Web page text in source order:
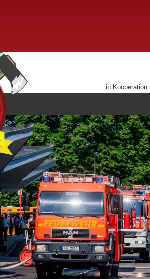
in Kooperation